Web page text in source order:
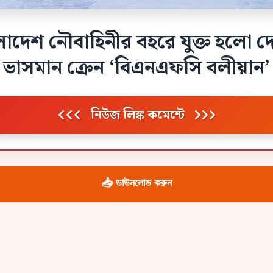
নৌবাহিনীর বহরে যুক্ত হলো
ভাসমান ক্রেন ‘বিএনএফসি বলীয়ান’
নিউজ লিঙ্ক কমেন্টে
📥 ডাউনলোড করুন